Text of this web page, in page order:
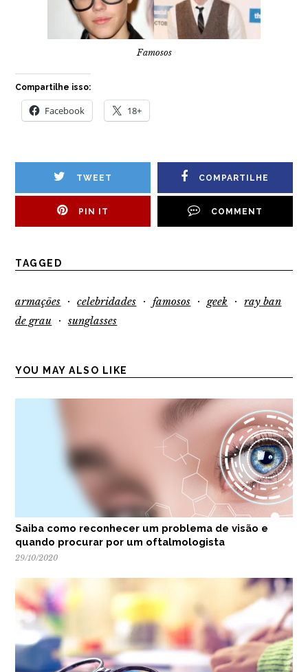
Famosos
Compartilhe isso:
Facebook 18+
TWEET COMPARTILHE
PIN IT COMMENT
TAGGED
armações · celebridades · famosos · geek ·
ray ban
de grau · sunglasses
YOU MAY ALSO LIKE
Saiba como reconhecer um problema de visão e
quando procurar por um oftalmologista
29/10/2020